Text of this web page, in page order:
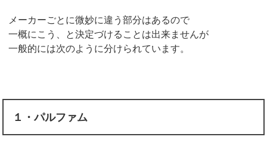
メーカーごとに微妙に違う部分はあるので
一概にこう、と決定づけることは出来ませんが
一般的には次のように分けられています。
１・パルファム